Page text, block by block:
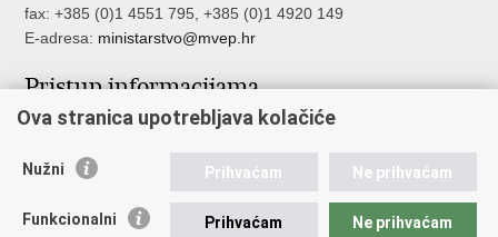
fax: +385 (0)1 4551 795, +385 (0)1 4920 149
E-adresa: ministarstvo@mvep.hr
Pristup informacijama
Pristup informacijama
Nepravilnosti
Ova stranica upotrebljava kolačiće
Nužni Prihvaćam Ne prihvaćam
Funkcionalni Prihvaćam Ne prihvaćam